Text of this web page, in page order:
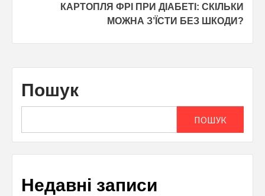
КАРТОПЛЯ ФРІ ПРИ ДІАБЕТІ: СКІЛЬКИ
МОЖНА З’ЇСТИ БЕЗ ШКОДИ?
Пошук
ПОШУК
Недавні записи